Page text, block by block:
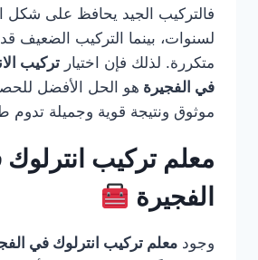
فالتركيب الجيد يحافظ على شكل
لسنوات، بينما التركيب الضعيف
متكررة. لذلك فإن اختيار تركيب
في الفجيرة هو الحل الأفضل
موثوق ونتيجة قوية وجميلة تدوم
معلم تركيب
الفجيرة
وجود معلم تركيب انترلوك في